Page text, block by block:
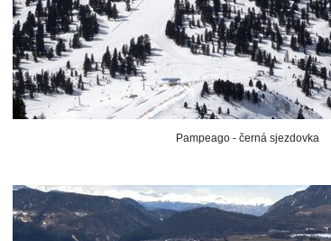
Pampeago - černá sjezdovka